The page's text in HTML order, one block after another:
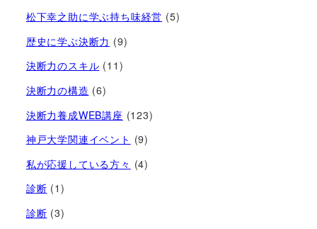
松下幸之助に学ぶ持ち味経営 (5)
歴史に学ぶ決断力 (9)
決断力のスキル (11)
決断力の構造 (6)
決断力養成WEB講座 (123)
神戸大学関連イベント (9)
私が応援している方々 (4)
診断 (1)
診断 (3)